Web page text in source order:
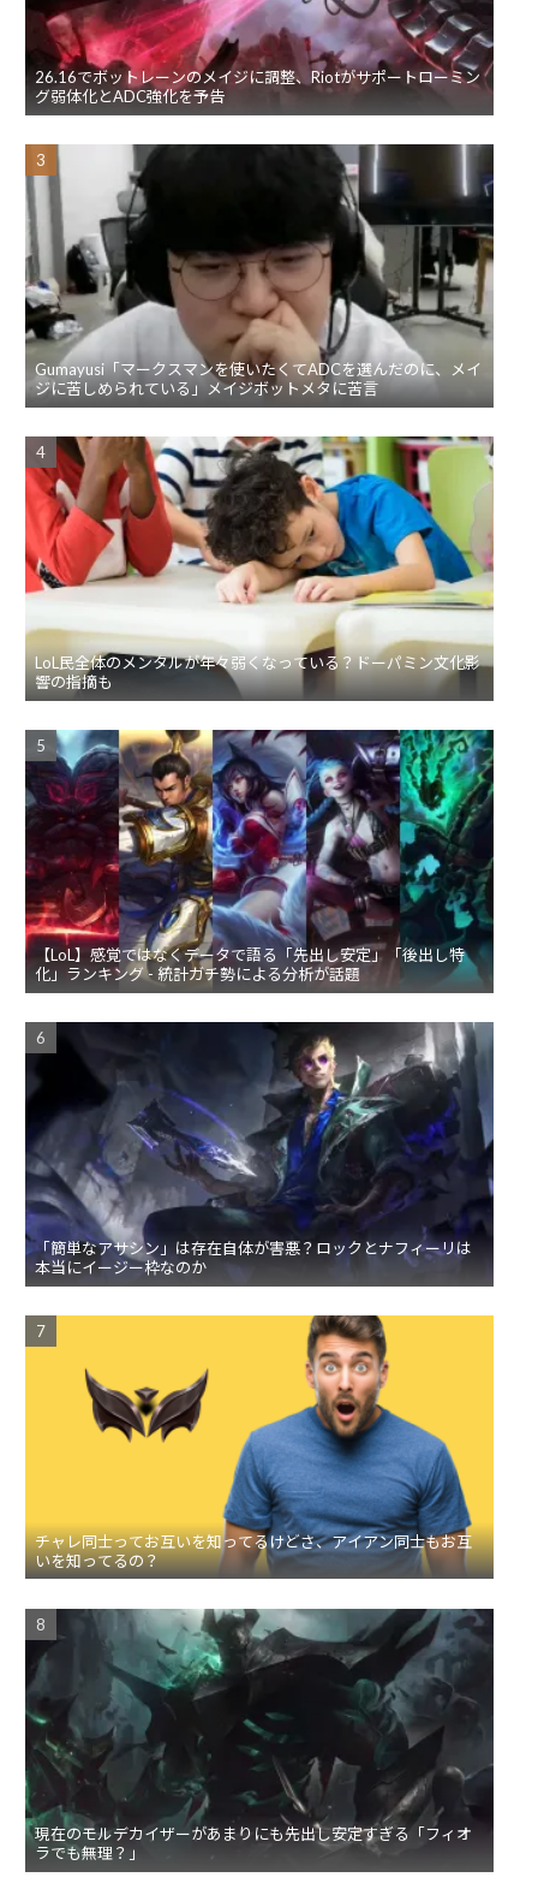
26.16でボットレーンのメイジに調整、Riotがサポートローミン
グ弱体化とADC強化を予告
Gumayusi「マークスマンを使いたくてADCを選んだのに、メイ
ジに苦しめられている」メイジボットメタに苦言
LoL民全体のメンタルが年々弱くなっている？ドーパミン文化影
響の指摘も
【LoL】感覚ではなくデータで語る「先出し安定」「後出し特
化」ランキング - 統計ガチ勢による分析が話題
「簡単なアサシン」は存在自体が害悪？ロックとナフィーリは
本当にイージー枠なのか
チャレ同士ってお互いを知ってるけどさ、アイアン同士もお互
いを知ってるの？
現在のモルデカイザーがあまりにも先出し安定すぎる「フィオ
ラでも無理？」